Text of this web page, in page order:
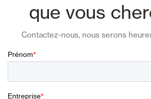
que vous
Contactez-nous, nous serons